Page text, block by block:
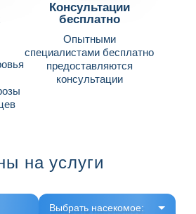
Консультации
бесплатно
Опытными
специалистами бесплатно
предоставляются
консультации
на услуги
Выбрать насекомое: